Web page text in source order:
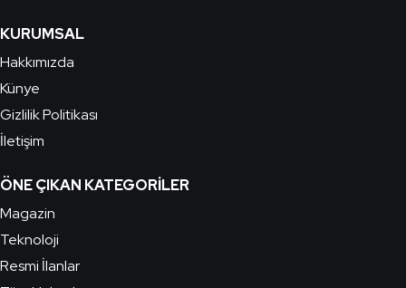
KURUMSAL
Hakkımızda
Künye
Gizlilik Politikası
İletişim
ÖNE ÇIKAN KATEGORILER
Magazin
Teknoloji
Resmi İlanlar